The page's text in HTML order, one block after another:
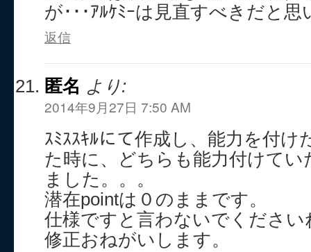
が･･･ｱﾙｹﾐｰは見直すべきだと思
返信
匿名 より:
2014年9月27日 7:50 AM
ｽﾐｽｽｷﾙにて作成し、能力を付け
た時に、どちらも能力付けて
ました。。。
潜在pointは０のままです。
仕様ですと言わないでください
修正おねがいします。